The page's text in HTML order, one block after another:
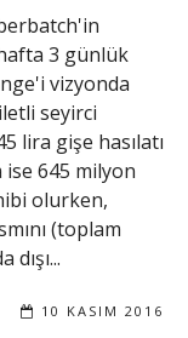
3 günlük
vizyonda
seyirci
lira gişe hasılatı
ise 645 milyon
olurken,
(toplam
dışı...
10 KASIM 2016